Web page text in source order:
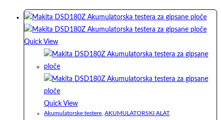
Quick View
Quick View
Akumulatorske testere AKUMULATORSKI ALAT